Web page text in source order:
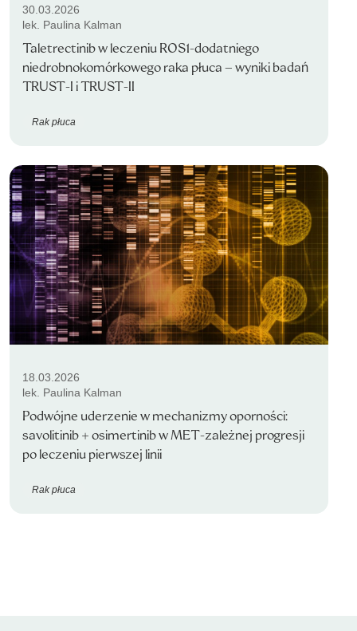
30.03.2026
lek. Paulina Kalman
Taletrectinib w leczeniu ROS1-dodatniego
niedrobnokomórkowego raka płuca – wyniki badań
TRUST-I i TRUST-II
Rak płuca
18.03.2026
lek. Paulina Kalman
Podwójne uderzenie w mechanizmy oporności:
savolitinib + osimertinib w MET-zależnej progresji
po leczeniu pierwszej linii
Rak płuca